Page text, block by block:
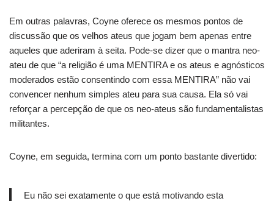
Em outras palavras, Coyne oferece os mesmos pontos de
discussão que os velhos ateus que jogam bem apenas entre
aqueles que aderiram à seita. Pode-se dizer que o mantra neo-
ateu de que “a religião é uma MENTIRA e os ateus e agnósticos
moderados estão consentindo com essa MENTIRA” não vai
convencer nenhum simples ateu para sua causa. Ela só vai
reforçar a percepção de que os neo-ateus são fundamentalistas
militantes.
Coyne, em seguida, termina com um ponto bastante divertido:
Eu não sei exatamente o que está motivando esta